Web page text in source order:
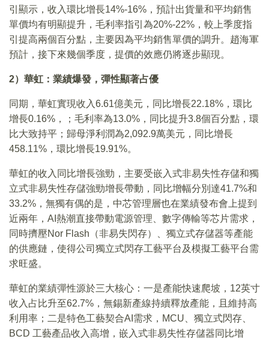
引顯示，收入環比增長14%-16%，預計出貨量和平均銷售
單價均有明顯提升，毛利率指引為20%-22%，較上季度指
引提高兩個百分點，主要因為平均銷售單價的調升。趙海軍
預計，接下來幾個季度，提價的效應仍將逐步顯現。
2）華虹：業績爆發，彈性顯著占優
同期，華虹實現收入6.61億美元，同比增長22.18%，環比
增長0.16%，；毛利率為13.0%，同比提升3.8個百分點，環
比大致持平；歸母淨利潤為2,092.9萬美元，同比增長
458.11%，環比增長19.91%。
華虹的收入同比增長強勁，主要受嵌入式非易失性存儲和獨
立式非易失性存儲強勁增長帶動，同比增幅分別達41.7%和
33.2%，無獨有偶的是，中芯管理層也在業績發布會上提到
近兩年，AI熱潮直接帶動電源管理、數字傳輸等芯片需求，
同時擠壓Nor Flash（非易失閃存）、獨立式存儲器等產能
的供應鏈，使得公司獨立式閃存工藝平台及模擬工藝平台需
求旺盛。
華虹的業績彈性源於三大核心：一是產能快速爬坡，12英寸
收入占比升至62.7%，無錫新產線持續釋放產能，且維持高
利用率；二是特色工藝契合AI需求，MCU、獨立式閃存、
BCD 工藝產品收入高增，嵌入式非易失性存儲器同比增